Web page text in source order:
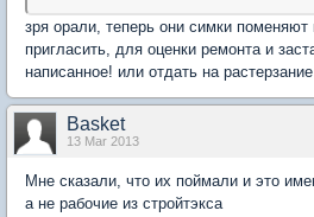
зря орали, теперь они симки
пригласить, для оценки ремонта и
написанное! или отдать на
Basket
13 Mar 2013
Мне сказали, что их поймали и это
а не рабочие из стройтэкса